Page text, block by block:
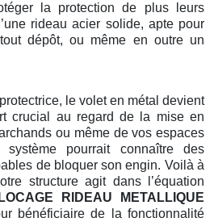
la protection de plus leurs
rideau acier solide, apte pour
dépôt, ou même en outre un
le volet en métal devient
crucial au regard de la mise en
ou même de vos espaces
pourrait connaître des
de bloquer son engin. Voilà à
structure agit dans l’équation
RIDEAU METALLIQUE
bénéficiaire de la fonctionnalité